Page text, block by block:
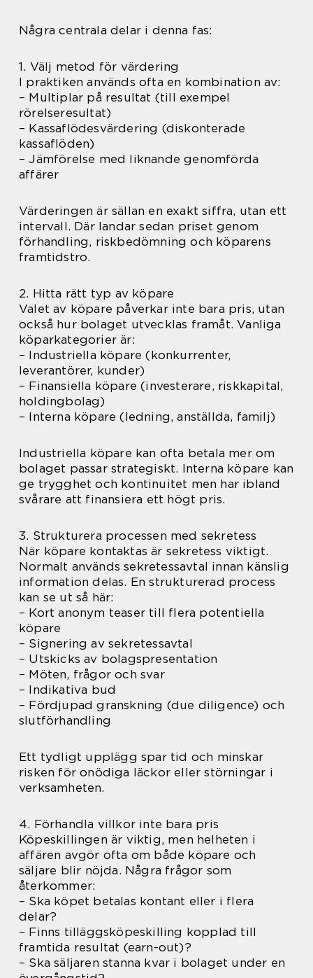
Några centrala delar i denna fas:
1. Välj metod för värdering
I praktiken används ofta en kombination av:
– Multiplar på resultat (till exempel
rörelseresultat)
– Kassaflödesvärdering (diskonterade
kassaflöden)
– Jämförelse med liknande genomförda
affärer
Värderingen är sällan en exakt siffra, utan ett
intervall. Där landar sedan priset genom
förhandling, riskbedömning och köparens
framtidstro.
2. Hitta rätt typ av köpare
Valet av köpare påverkar inte bara pris, utan
också hur bolaget utvecklas framåt. Vanliga
köparkategorier är:
– Industriella köpare (konkurrenter,
leverantörer, kunder)
– Finansiella köpare (investerare, riskkapital,
holdingbolag)
– Interna köpare (ledning, anställda, familj)
Industriella köpare kan ofta betala mer om
bolaget passar strategiskt. Interna köpare kan
ge trygghet och kontinuitet men har ibland
svårare att finansiera ett högt pris.
3. Strukturera processen med sekretess
När köpare kontaktas är sekretess viktigt.
Normalt används sekretessavtal innan känslig
information delas. En strukturerad process
kan se ut så här:
– Kort anonym teaser till flera potentiella
köpare
– Signering av sekretessavtal
– Utskicks av bolagspresentation
– Möten, frågor och svar
– Indikativa bud
– Fördjupad granskning (due diligence) och
slutförhandling
Ett tydligt upplägg spar tid och minskar
risken för onödiga läckor eller störningar i
verksamheten.
4. Förhandla villkor inte bara pris
Köpeskillingen är viktig, men helheten i
affären avgör ofta om både köpare och
säljare blir nöjda. Några frågor som
återkommer:
– Ska köpet betalas kontant eller i flera
delar?
– Finns tilläggsköpeskilling kopplad till
framtida resultat (earn-out)?
– Ska säljaren stanna kvar i bolaget under en